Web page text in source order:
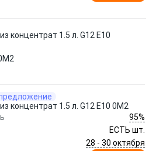
концентрат 1.5 л. G12 E10
концентрат 1.5 л. G12 E10 0M2
95%
ЕСТЬ шт.
28 - 30 октября